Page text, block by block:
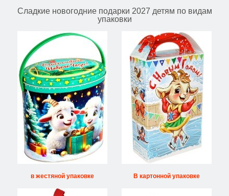
Сладкие новогодние подарки 2027 детям по видам
упаковки
в жестяной упаковке В картонной упаковке